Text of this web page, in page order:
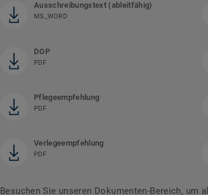
Ausschreibungstext (ableitfähig)
MS_WORD
DOP
PDF
Pflegeempfehlung
PDF
Verlegeempfehlung
PDF
Besuchen Sie unseren Dokumenten-Bereich, um